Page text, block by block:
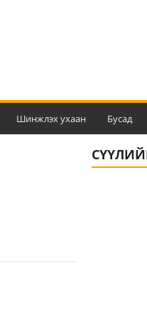
Шинжлэх ухаан Бусад